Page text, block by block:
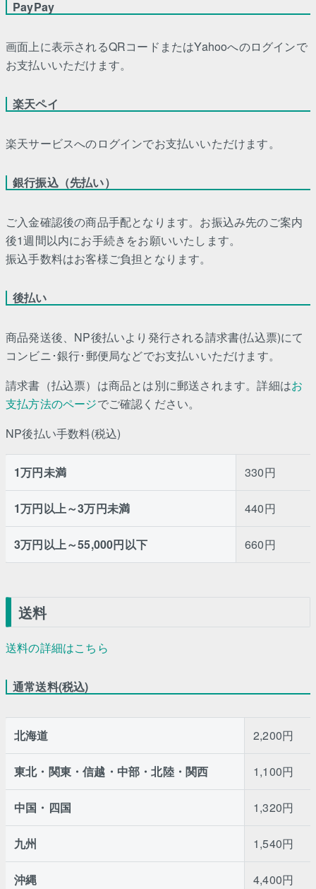
PayPay
画面上に表示されるQRコードまたはYahooへのログインで
お支払いいただけます。
楽天ペイ
楽天サービスへのログインでお支払いいただけます。
銀行振込（先払い）
ご入金確認後の商品手配となります。お振込み先のご案内
後1週間以内にお手続きをお願いいたします。
振込手数料はお客様ご負担となります。
後払い
商品発送後、NP後払いより発行される請求書(払込票)にて
コンビニ･銀行･郵便局などでお支払いいただけます。
請求書（払込票）は商品とは別に郵送されます。詳細はお
支払方法のページでご確認ください。
NP後払い手数料(税込)
1万円未満 330円
1万円以上～3万円未満 440円
3万円以上～55,000円以下 660円
送料
送料の詳細はこちら
通常送料(税込)
北海道 2,200円
東北・関東・信越・中部・北陸・関西 1,100円
中国・四国 1,320円
九州 1,540円
沖縄 4,400円